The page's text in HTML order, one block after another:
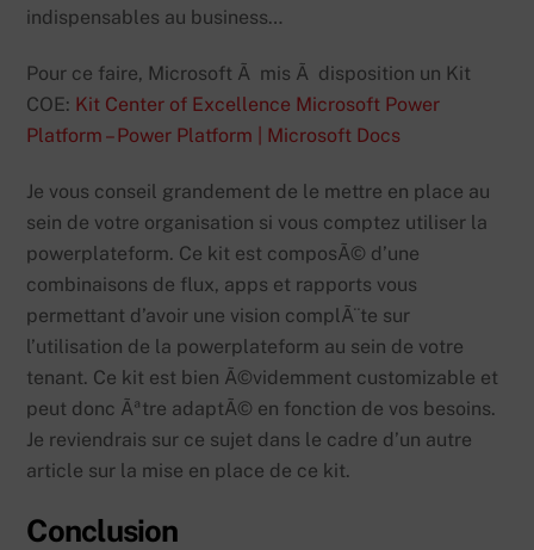
indispensables au business…
Pour ce faire, Microsoft Ã mis Ã disposition un Kit
COE: Kit Center of Excellence Microsoft Power
Platform – Power Platform | Microsoft Docs
Je vous conseil grandement de le mettre en place au
sein de votre organisation si vous comptez utiliser la
powerplateform. Ce kit est composÃ© d’une
combinaisons de flux, apps et rapports vous
permettant d’avoir une vision complÃ¨te sur
l’utilisation de la powerplateform au sein de votre
tenant. Ce kit est bien Ã©videmment customizable et
peut donc Ãªtre adaptÃ© en fonction de vos besoins.
Je reviendrais sur ce sujet dans le cadre d’un autre
article sur la mise en place de ce kit.
Conclusion